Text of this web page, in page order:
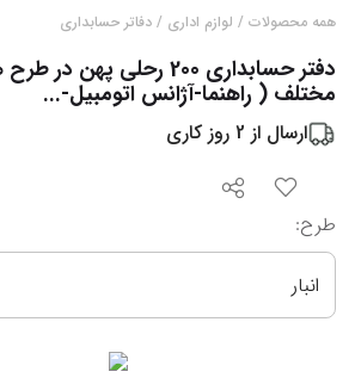
همه محصولات / لوازم اداری / دفاتر حسابداری
دفتر حسابداری 200 رحلی پهن در
مختلف ( راهنما-آژانس اتومبیل-...
ارسال از 2 روز کاری
طرح:
انبار